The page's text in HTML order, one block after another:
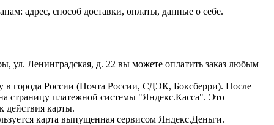
адрес, способ доставки, оплаты, данные о себе.
ул. Ленинградская, д. 22 вы можете оплатить заказ любым
в города России (Почта России, СДЭК, Боксберри). После
страницу платежной системы "Яндекс.Касса". Это
действия карты.
карта выпущенная сервисом Яндекс.Деньги.